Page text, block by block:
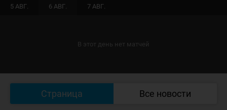
5 АВГ. 6 АВГ. 7 АВГ.
В этот день нет матчей
Страница Все новости